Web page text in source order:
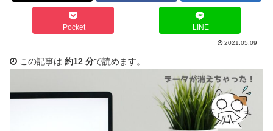
Pocket LINE
2021.05.09
この記事は 約12 分で読めます。